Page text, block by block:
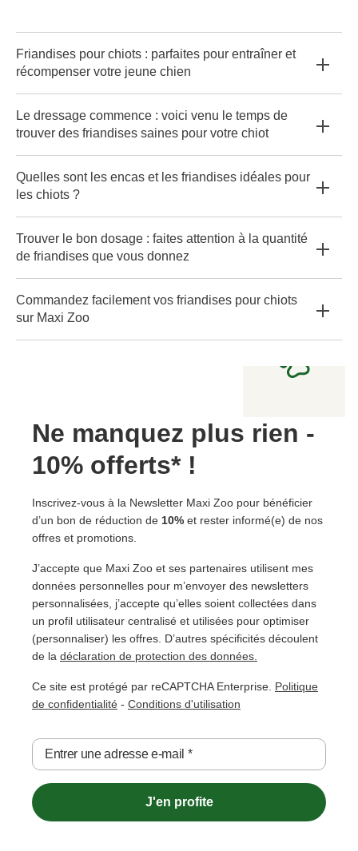
Friandises pour chiots : parfaites pour entraîner et
récompenser votre jeune chien
Le dressage commence : voici venu le temps de
trouver des friandises saines pour votre chiot
Quelles sont les encas et les friandises idéales pour
les chiots ?
Trouver le bon dosage : faites attention à la quantité
de friandises que vous donnez
Commandez facilement vos friandises pour chiots
sur Maxi Zoo
Ne manquez plus rien -
10% offerts* !
Inscrivez-vous à la Newsletter Maxi Zoo pour bénéficier
d’un bon de réduction de 10% et rester informé(e) de nos
offres et promotions.
J’accepte que Maxi Zoo et ses partenaires utilisent mes
données personnelles pour m’envoyer des newsletters
personnalisées, j’accepte qu’elles soient collectées dans
un profil utilisateur centralisé et utilisées pour optimiser
(personnaliser) les offres. D’autres spécificités découlent
de la déclaration de protection des données.
Ce site est protégé par reCAPTCHA Enterprise. Politique
de confidentialité - Conditions d'utilisation
Entrer une adresse e-mail *
J'en profite